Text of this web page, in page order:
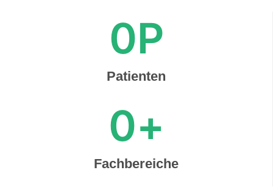
Patienten
0P
Fachbereiche
0+